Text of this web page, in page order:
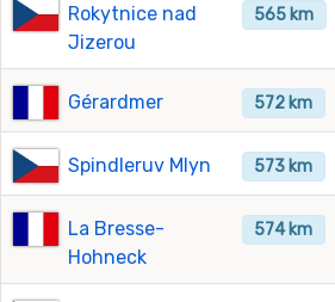
Rokytnice nad
Jizerou
565 km
Gérardmer 572 km
Spindleruv Mlyn 573 km
La Bresse-
Hohneck
574 km